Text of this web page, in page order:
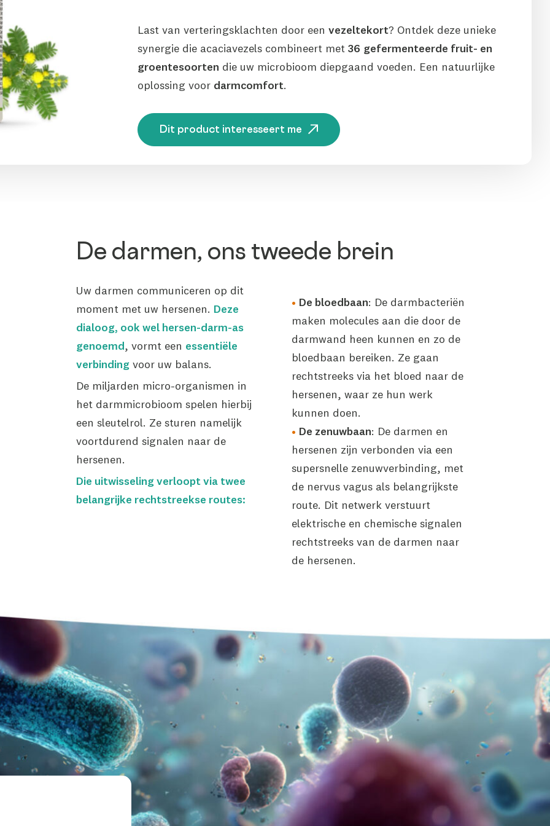
Last van verteringsklachten door een vezeltekort? Ontdek deze unieke
synergie die acaciavezels combineert met 36 gefermenteerde fruit- en
groentesoorten die uw microbioom diepgaand voeden. Een natuurlijke
oplossing voor darmcomfort.
Dit product interesseert me
De darmen, ons tweede brein
Uw darmen communiceren op dit
moment met uw hersenen. Deze
dialoog, ook wel hersen-darm-as
genoemd, vormt een essentiële
verbindingvoor uw balans.
De miljarden micro-organismen in
het darmmicrobioom spelen hierbij
een sleutelrol. Ze sturen namelijk
voortdurend signalen naar de
hersenen.
Die uitwisseling verloopt via twee
belangrijke rechtstreekse routes:
De bloedbaan: De darmbacteriën
maken molecules aan die door de
darmwand heen kunnen en zo de
bloedbaan bereiken. Ze gaan
rechtstreeks via het bloed naar de
hersenen, waar ze hun werk
kunnen doen.
De zenuwbaan: De darmen en
hersenen zijn verbonden via een
supersnelle zenuwverbinding, met
de nervus vagus als belangrijkste
route. Dit netwerk verstuurt
elektrische en chemische signalen
rechtstreeks van de darmen naar
de hersenen.